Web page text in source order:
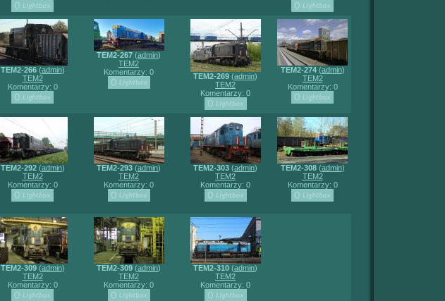
TEM2-266(admin)
TEM2
Komentarzy: 0
TEM2-267 (admin)
TEM2
Komentarzy: 0
TEM2-269 (admin)
TEM2
Komentarzy: 0
TEM2-274(admin)
TEM2
Komentarzy: 0
TEM2-292(admin)
TEM2
Komentarzy: 0
TEM2-293 (admin)
TEM2
Komentarzy: 0
TEM2-303 (admin)
TEM2
Komentarzy: 0
TEM2-308(admin)
TEM2
Komentarzy: 0
TEM2-309(admin)
TEM2
Komentarzy: 0
TEM2-309 (admin)
TEM2
Komentarzy: 0
TEM2-310 (admin)
TEM2
Komentarzy: 0